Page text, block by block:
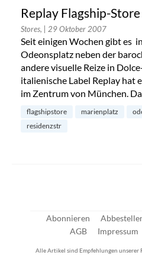
Replay Flagship-
Stores, | 29 Oktober 2007
Seit einigen Wochen gibt es
Odeonsplatz neben der
andere visuelle Reize in
italienische Label Replay hat
im Zentrum von München.
flagshipstore marienplatz
residenzstr
Abonnieren
AGB
Impressum
Alle Artikel sind Empfehlungen